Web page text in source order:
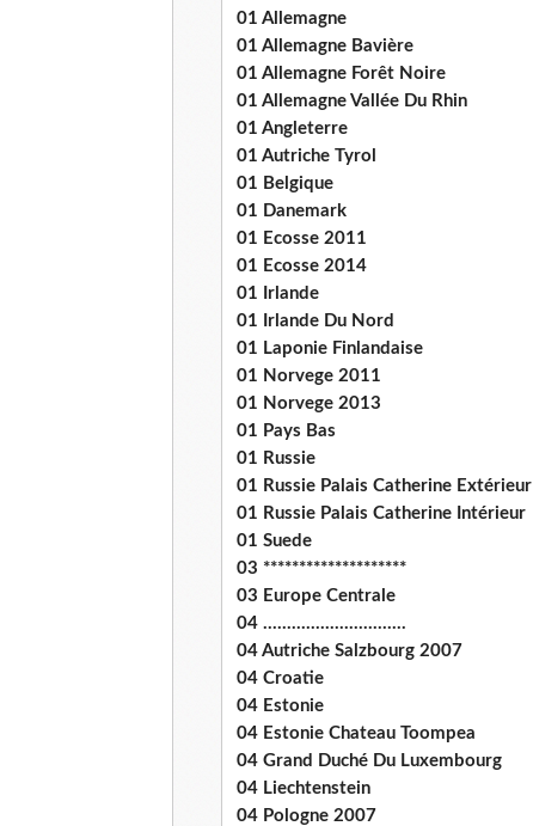
01 Allemagne
01 Allemagne Bavière
01 Allemagne Forêt Noire
01 Allemagne Vallée Du Rhin
01 Angleterre
01 Autriche Tyrol
01 Belgique
01 Danemark
01 Ecosse 2011
01 Ecosse 2014
01 Irlande
01 Irlande Du Nord
01 Laponie Finlandaise
01 Norvege 2011
01 Norvege 2013
01 Pays Bas
01 Russie
01 Russie Palais Catherine Extérieur
01 Russie Palais Catherine Intérieur
01 Suede
03 ********************
03 Europe Centrale
04 ..............................
04 Autriche Salzbourg 2007
04 Croatie
04 Estonie
04 Estonie Chateau Toompea
04 Grand Duché Du Luxembourg
04 Liechtenstein
04 Pologne 2007